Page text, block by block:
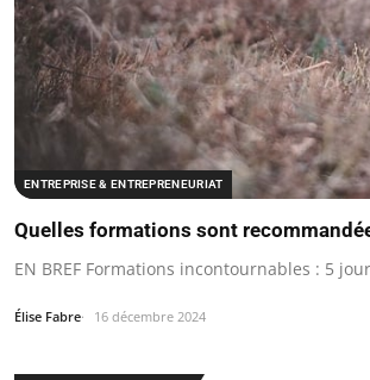
ENTREPRISE & ENTREPRENEURIAT
Quelles formations sont
EN BREF Formations incontournables : 5
Élise Fabre 16 décembre 2024